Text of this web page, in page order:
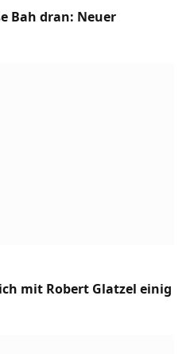
Bah dran: Neuer
mit Robert Glatzel einig